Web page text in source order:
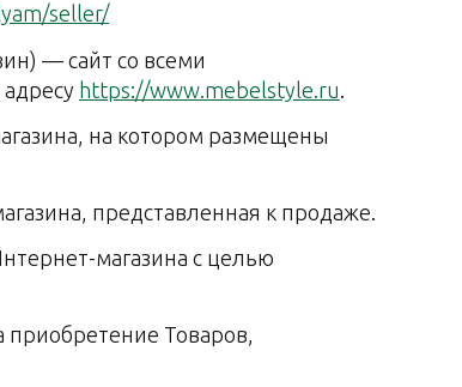
seller/
— сайт со всеми
https://www.mebelstyle.ru
на котором размещены
представленная к продаже.
магазина с целью
Товаров,